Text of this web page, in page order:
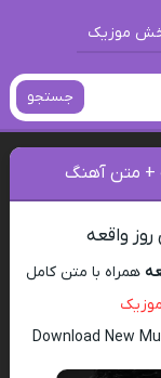
موزیک
جستجو
+ متن آهنگ
واقعه
همراه با متن کامل
Download New